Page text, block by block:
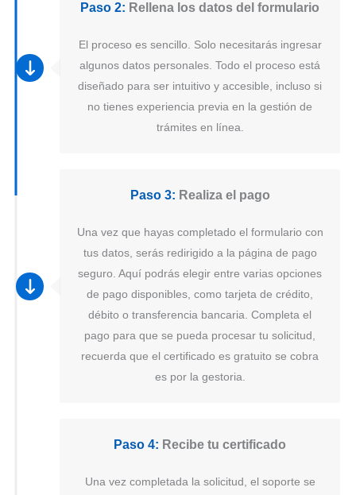
Paso 2: Rellena los datos del formulario
El proceso es sencillo. Solo necesitarás ingresar
algunos datos personales. Todo el proceso está
diseñado para ser intuitivo y accesible, incluso si
no tienes experiencia previa en la gestión de
trámites en línea.
Paso 3: Realiza el pago
Una vez que hayas completado el formulario con
tus datos, serás redirigido a la página de pago
seguro. Aquí podrás elegir entre varias opciones
de pago disponibles, como tarjeta de crédito,
débito o transferencia bancaria. Completa el
pago para que se pueda procesar tu solicitud,
recuerda que el certificado es gratuito se cobra
es por la gestoria.
Paso 4: Recibe tu certificado
Una vez completada la solicitud, el soporte se